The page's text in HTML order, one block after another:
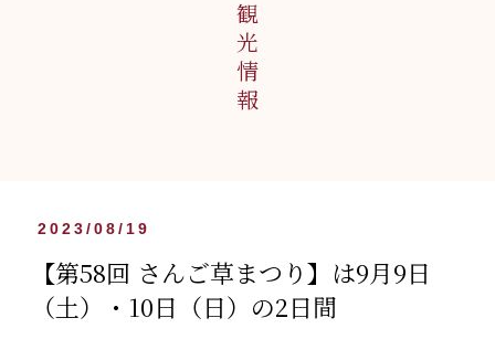
観光情報
2023/08/19
【第58回 さんご草まつり】は9月9日
（土）・10日（日）の2日間